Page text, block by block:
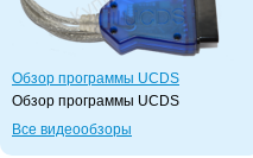
Обзор программы UCDS
Обзор программы UCDS
Все видеообзоры